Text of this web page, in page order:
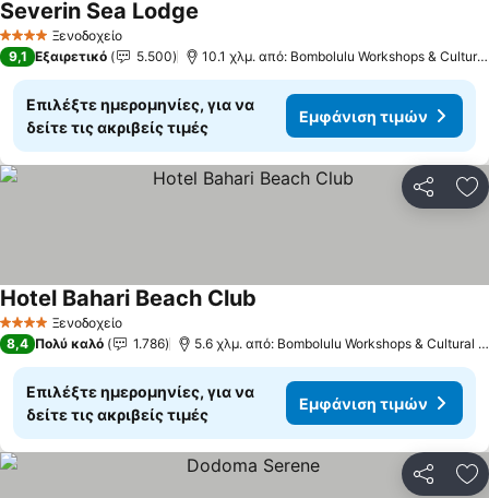
4 ΑστέριαΞενοδοχείο
Severin Sea Lodge
9,1 Εξαιρετικό 5.500 10.1 χλμ. από: Bombolulu Workshops & Cultural Centre
Επιλέξτε ημερομηνίες, για να
δείτε τις ακριβείς τιμές
Εμφάνιση τιμών
4 ΑστέριαΞενοδοχείο
Hotel Bahari Beach Club
8,4 Πολύ καλό 1.786 5.6 χλμ. από: Bombolulu Workshops & Cultural Centre
Επιλέξτε ημερομηνίες, για να
δείτε τις ακριβείς τιμές
Εμφάνιση τιμών